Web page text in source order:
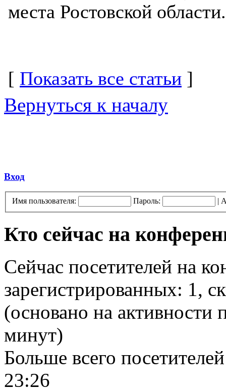
места Ростовской области.
[ Показать все статьи ]
Вернуться к началу
Вход
Имя пользователя: Пароль: |
Кто сейчас на
Сейчас посетителей на
зарегистрированных: 1,
(основано на активности
минут)
Больше всего
23:26